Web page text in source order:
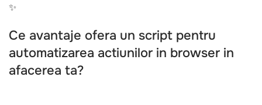
✨
Ce avantaje ofera un script pentru
automatizarea actiunilor in browser in
afacerea ta?